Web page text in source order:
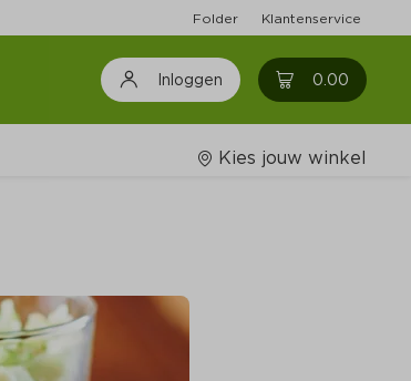
Folder Klantenservice
Inloggen 0.00 0
Kies jouw winkel